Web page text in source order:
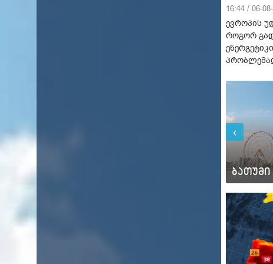
16:44 / 06-
ევროპის
როგორ
პარ
ბათუმი
‹